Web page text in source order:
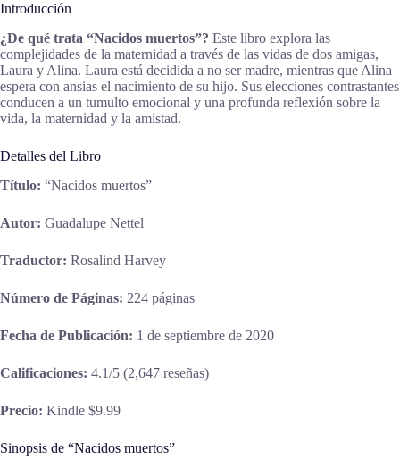
Introducción
¿De qué trata “Nacidos muertos”? Este libro explora las
complejidades de la maternidad a través de las vidas de dos amigas,
Laura y Alina. Laura está decidida a no ser madre, mientras que Alina
espera con ansias el nacimiento de su hijo. Sus elecciones contrastantes
conducen a un tumulto emocional y una profunda reflexión sobre la
vida, la maternidad y la amistad.
Detalles del Libro
Título: “Nacidos muertos”
Autor: Guadalupe Nettel
Traductor: Rosalind Harvey
Número de Páginas: 224 páginas
Fecha de Publicación: 1 de septiembre de 2020
Calificaciones: 4.1/5 (2,647 reseñas)
Precio: Kindle $9.99
Sinopsis de “Nacidos muertos”